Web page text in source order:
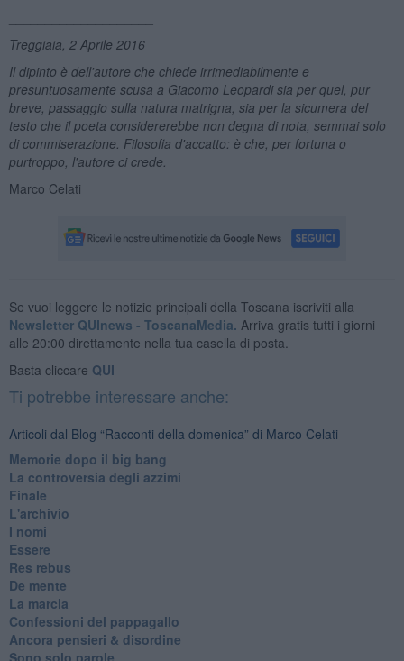
Treggiaia, 2 Aprile 2016
Il dipinto è dell'autore che chiede irrimediabilmente e
presuntuosamente scusa a Giacomo Leopardi sia per quel, pur
breve, passaggio sulla natura matrigna, sia per la sicumera del
testo che il poeta considererebbe non degna di nota, semmai solo
di commiserazione. Filosofia d'accatto: è che, per fortuna o
purtroppo, l'autore ci crede.
Marco Celati
Se vuoi leggere le notizie principali della Toscana iscriviti alla
Newsletter QUInews - ToscanaMedia. Arriva gratis tutti i giorni
alle 20:00 direttamente nella tua casella di posta.
Basta cliccare QUI
Ti potrebbe interessare anche:
Articoli dal Blog “Racconti della domenica” di Marco Celati
Memorie dopo il big bang
La controversia degli azzimi
Finale
L'archivio
I nomi
Essere
Res rebus
De mente
La marcia
Confessioni del pappagallo
Ancora pensieri & disordine
Sono solo parole